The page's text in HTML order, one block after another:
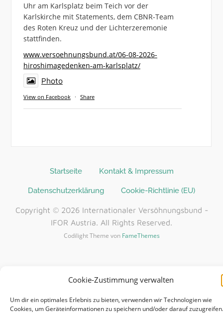
Cookie-Zustimmung verwalten
Um dir ein optimales Erlebnis zu bieten, verwenden wir Technologien wie
Cookies, um Geräteinformationen zu speichern und/oder darauf zuzugreifen.
Uhr am Karlsplatz beim Teich vor der
Karlskirche mit Statements, dem CBNR-Team
des Roten Kreuz und der Lichterzeremonie
stattfinden.
www.versoehnungsbund.at/06-08-2026-
hiroshimagedenken-am-karlsplatz/
Photo
View on Facebook · Share
Startseite Kontakt & Impressum
Datenschutzerklärung Cookie-Richtlinie (EU)
Copyright © 2026 Internationaler Versöhnungsbund -
IFOR Austria. All Rights Reserved.
Codilight Theme von FameThemes